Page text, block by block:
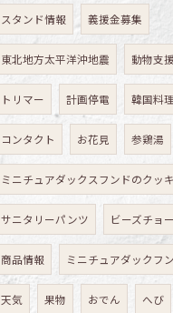
スタンド情報 義援金募集
東北地方太平洋沖地震 動物支援
トリマー 計画停電 韓国料理
コンタクト お花見 参鶏湯
ミニチュアダックスフンドのクッ
サニタリーパンツ ビーズチョ
商品情報 ミニチュアダックフ
天気 果物 おでん へび